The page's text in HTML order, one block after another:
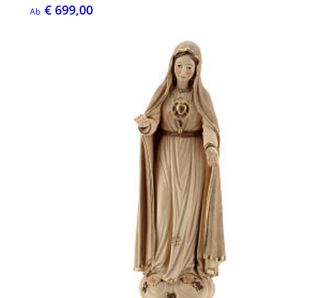
Ab € 699,00